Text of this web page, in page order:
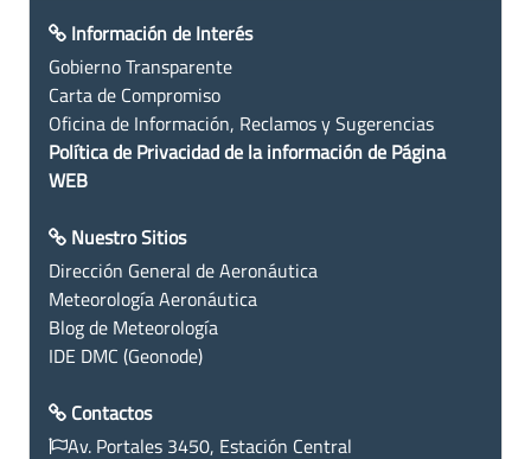
Información de Interés
Gobierno Transparente
Carta de Compromiso
Oficina de Información, Reclamos y Sugerencias
Política de Privacidad de la información de Página
WEB
Nuestro Sitios
Dirección General de Aeronáutica
Meteorología Aeronáutica
Blog de Meteorología
IDE DMC (Geonode)
Contactos
Av. Portales 3450, Estación Central